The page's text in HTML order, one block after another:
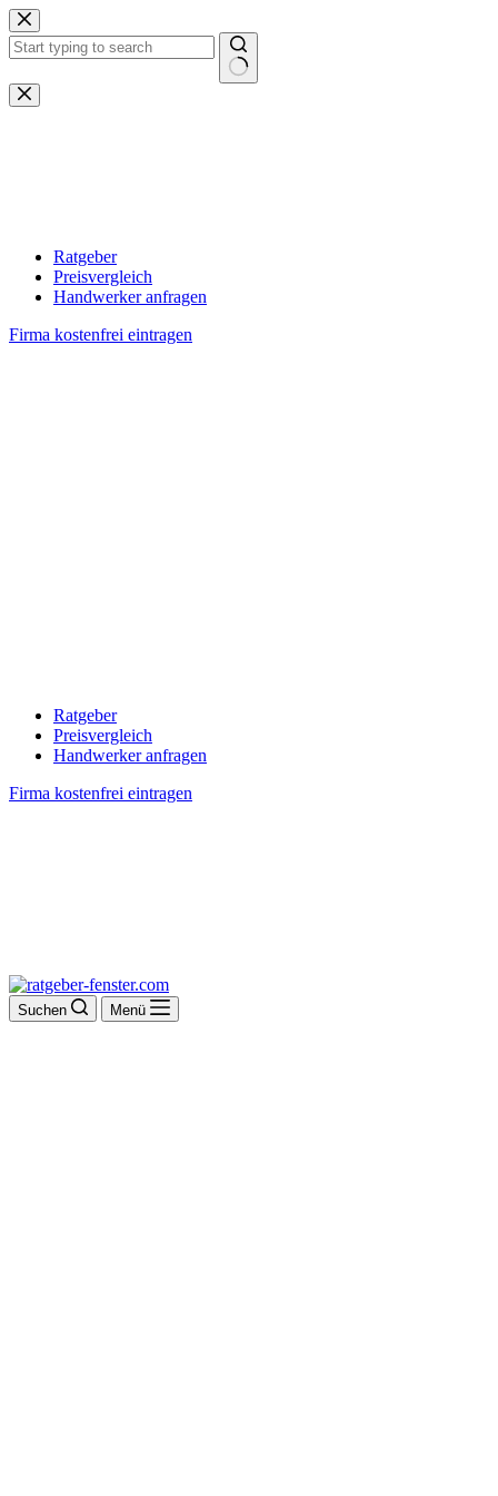
Zum
Inhalt
springen
Keine
Ergebnisse
Ratgeber
Preisvergleich
Handwerker anfragen
Firma kostenfrei eintragen
Ratgeber
Preisvergleich
Handwerker anfragen
Firma kostenfrei eintragen
Suchen Menü